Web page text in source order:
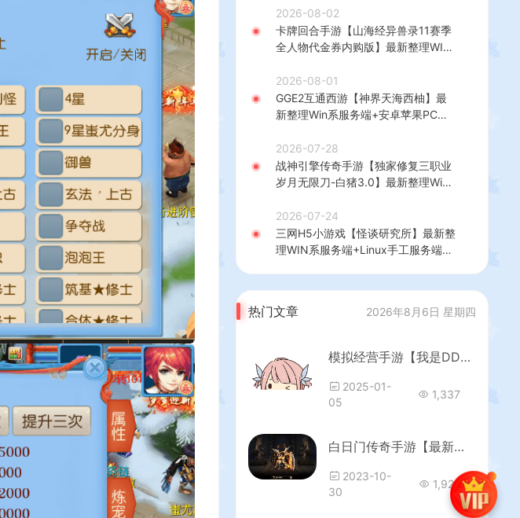
理后台+GM授权后台+简易安卓客户
端+详细搭建教程+视频教程
2026-08-02
卡牌回合手游【山海经异兽录11赛季
全人物代金券内购版】最新整理WIN
+热更修改工具+安卓+详细搭建教程
2026-08-01
GGE2互通西游【神界天海西柚】最
新整理Win系服务端+安卓苹果PC三
建教程
2026-07-28
战神引擎传奇手游【独家修复三职业
岁月无限刀-白猪3.0】最新整理Win
权后台+详细搭建教程
2026-07-24
三网H5小游戏【怪谈研究所】最新整
理WIN系服务端+Linux手工服务端
热门文章 2026年8月6日 星期四
模拟经营手游【我是DD家多区完整修复版】最新整理单机一键即玩镜像端+Linux手工服务端+安卓苹果双端+新版CDK授权后台+本地注册+详细搭建教程+视频教程
2025-01-
05
1,337
白日门传奇手游【最新超爆传奇】最新整理Win一键服务端+GM后台+安卓+详细搭建教程
2023-10-
30
1,922